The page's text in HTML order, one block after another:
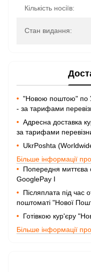
Кількість носіїв:
Стан видання:
• "Новою поштою" по
- за тарифами
• Адресна доставка
за тарифами
• UkrPoshta
Більше інформації
• Попередня миттєва
GooglePay I
• Післяплата під час
поштоматі "Нової
• Готівкою кур'єру
Більше інформації